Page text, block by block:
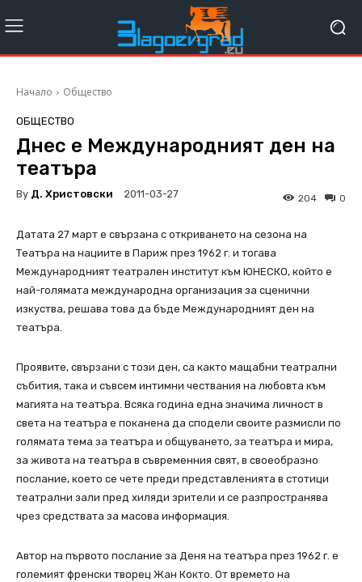
Начало Общество
ОБЩЕСТВО
Днес е Международният ден на
театъра
By Д. Христовски 2011-03-27 0
204
Датата 27 март е свързана с откриването на сезона на
Театъра на нациите в Париж през 1962 г. и тогава
Международният театрален институт към ЮНЕСКО, който е
най-голямата международна организация за сценични
изкуства, решава това да бъде Международният ден на
театъра.
Проявите, свързани с този ден, са както мащабни театрални
събития, така и съвсем интимни чествания на любовта към
магията на театъра. Всяка година една значима личност в
света на театъра е поканена да сподели своите размисли по
голямата тема за театъра и общуването, за театъра и мира,
за живота на театъра в съвременния свят, в своеобразно
послание, което се чете преди представленията в стотици
театрални зали пред хиляди зрители и се разпространява
чрез средствата за масова информация.
Автор на първото послание за Деня на театъра през 1962 г. е
големият френски творец Жан Кокто. От времето на